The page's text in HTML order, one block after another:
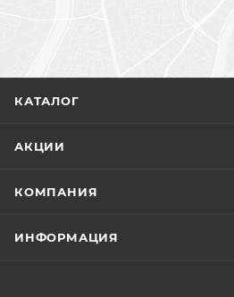
КАТАЛОГ
АКЦИИ
КОМПАНИЯ
ИНФОРМАЦИЯ